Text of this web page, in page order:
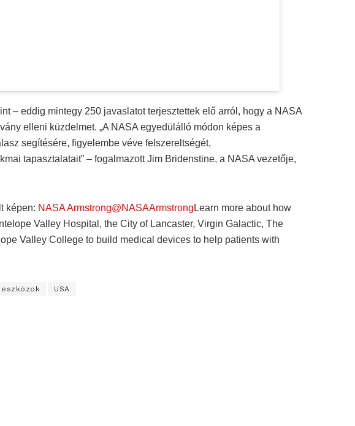
– eddig mintegy 250 javaslatot terjesztettek elő arról, hogy a NASA
elleni küzdelmet. „A NASA egyedülálló módon képes a
segítésére, figyelembe véve felszereltségét,
tapasztalatait” – fogalmazott Jim Bridenstine, a NASA vezetője,
képen: NASA Armstrong@NASAArmstrong Learn more about how
Valley Hospital, the City of Lancaster, Virgin Galactic, The
Valley College to build medical devices to help patients with
USA